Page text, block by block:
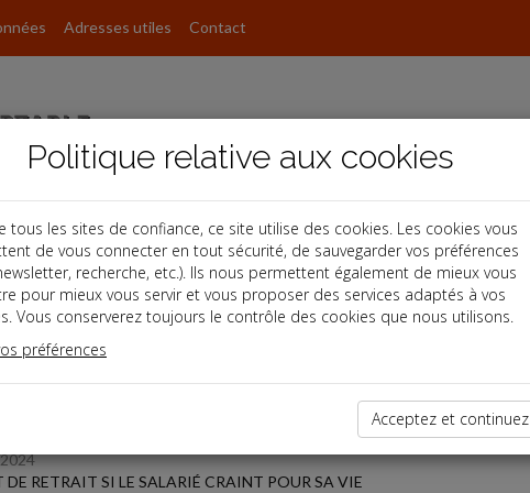
Adresses utiles Contact
dernières dépêches
DE RETRAIT SI LE SALARIÉ CRAINT POUR SA VIE
Politique relative aux cookies
tous les sites de confiance, ce site utilise des cookies. Les cookies vous
de vous connecter en tout sécurité, de sauvegarder vos préférences
recherche, etc.). Ils nous permettent également de mieux vous
pour mieux vous servir et vous proposer des services adaptés à vos
Vous conserverez toujours le contrôle des cookies que nous utilisons.
préférences
Acceptez et continuez